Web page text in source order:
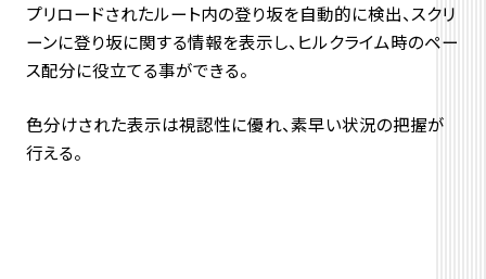
プリロードされたルート内の登り坂を自動的に検出、スクリ
ーンに登り坂に関する情報を表示し、ヒルクライム時のペー
ス配分に役立てる事ができる。
色分けされた表示は視認性に優れ、素早い状況の把握が
行える。